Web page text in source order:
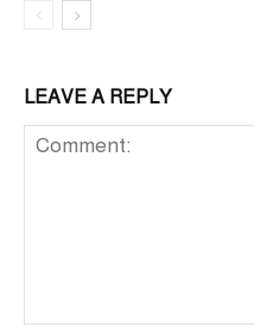
LEAVE A REPLY